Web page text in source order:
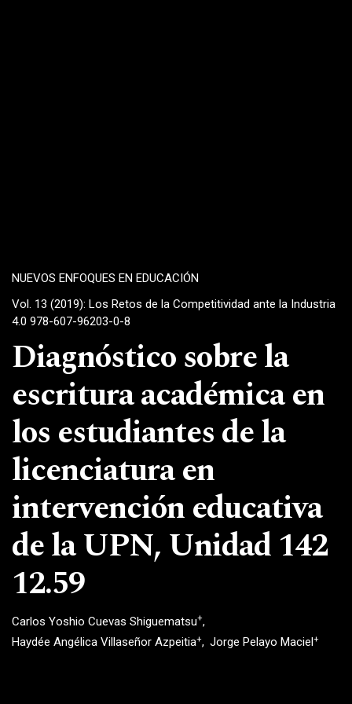
NUEVOS ENFOQUES EN EDUCACIÓN
Vol. 13 (2019): Los Retos de la Competitividad ante la Industria
4.0 978-607-96203-0-8
Diagnóstico sobre la
escritura académica en
los estudiantes de la
licenciatura en
intervención educativa
de la UPN, Unidad 142
12.59
Carlos Yoshio Cuevas Shiguematsu+
Haydée Angélica Villaseñor Azpeitia+ Jorge Pelayo Maciel+